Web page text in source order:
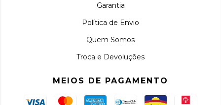
Garantia
Política de Envio
Quem Somos
Troca e Devoluções
MEIOS DE PAGAMENTO